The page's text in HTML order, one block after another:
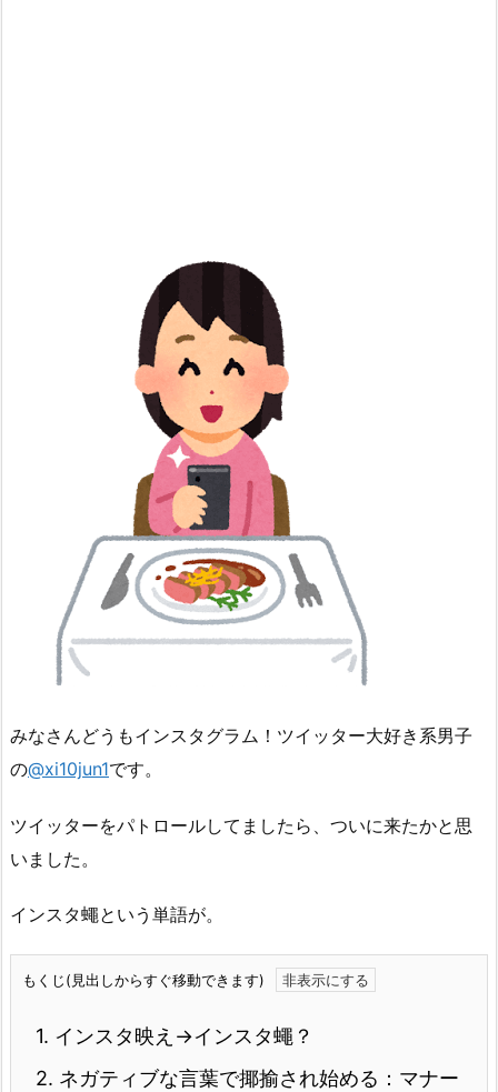
みなさんどうもインスタグラム！ツイッター大好き系男子
の@xi10jun1です。
ツイッターをパトロールしてましたら、ついに来たかと思
いました。
インスタ蠅という単語が。
もくじ(見出しからすぐ移動できます)
1. インスタ映え→インスタ蠅？
2. ネガティブな言葉で揶揄され始める：マナー